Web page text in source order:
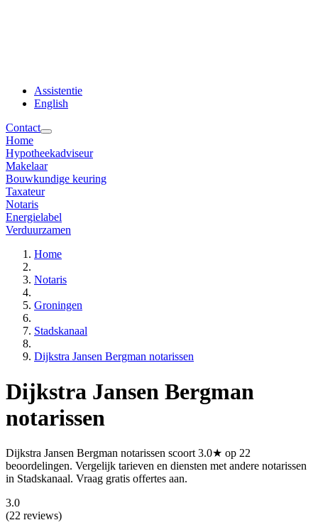
Assistentie
English
Contact
Home
Hypotheekadviseur
Makelaar
Bouwkundige keuring
Taxateur
Notaris
Energielabel
Verduurzamen
Home
Notaris
Groningen
Stadskanaal
Dijkstra Jansen Bergman notarissen
Dijkstra Jansen Bergman
notarissen
Dijkstra Jansen Bergman notarissen scoort 3.0★ op 22
beoordelingen. Vergelijk tarieven en diensten met andere notarissen
in Stadskanaal. Vraag gratis offertes aan.
3.0
(22 reviews)